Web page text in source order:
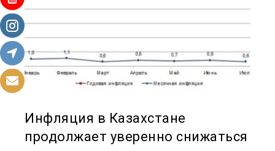
Инфляция в Казахстане
продолжает уверенно снижаться